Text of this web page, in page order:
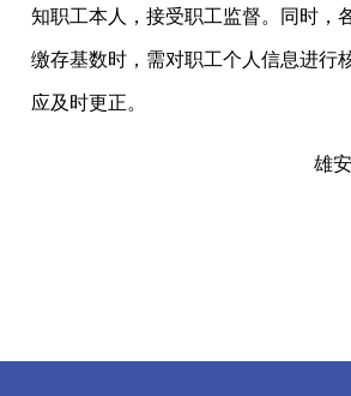
知职工本人，接受职工监督。同时，
缴存基数时，需对职工个人信息进行
应及时更正。
雄